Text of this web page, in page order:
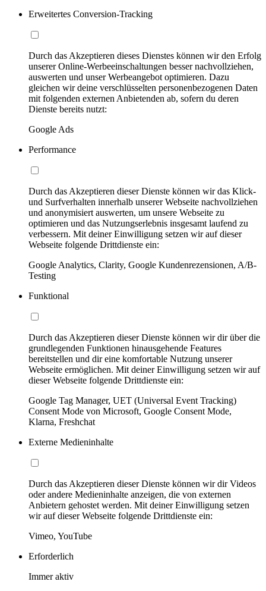
Erweitertes Conversion-Tracking
Durch das Akzeptieren dieses Dienstes können wir den Erfolg
unserer Online-Werbeeinschaltungen besser nachvollziehen,
auswerten und unser Werbeangebot optimieren. Dazu
gleichen wir deine verschlüsselten personenbezogenen Daten
mit folgenden externen Anbietenden ab, sofern du deren
Dienste bereits nutzt:
Google Ads
Performance
Durch das Akzeptieren dieser Dienste können wir das Klick-
und Surfverhalten innerhalb unserer Webseite nachvollziehen
und anonymisiert auswerten, um unsere Webseite zu
optimieren und das Nutzungserlebnis insgesamt laufend zu
verbessern. Mit deiner Einwilligung setzen wir auf dieser
Webseite folgende Drittdienste ein:
Google Analytics, Clarity, Google Kundenrezensionen, A/B-
Testing
Funktional
Durch das Akzeptieren dieser Dienste können wir dir über die
grundlegenden Funktionen hinausgehende Features
bereitstellen und dir eine komfortable Nutzung unserer
Webseite ermöglichen. Mit deiner Einwilligung setzen wir auf
dieser Webseite folgende Drittdienste ein:
Google Tag Manager, UET (Universal Event Tracking)
Consent Mode von Microsoft, Google Consent Mode,
Klarna, Freshchat
Externe Medieninhalte
Durch das Akzeptieren dieser Dienste können wir dir Videos
oder andere Medieninhalte anzeigen, die von externen
Anbietern gehostet werden. Mit deiner Einwilligung setzen
wir auf dieser Webseite folgende Drittdienste ein:
Vimeo, YouTube
Erforderlich
Immer aktiv